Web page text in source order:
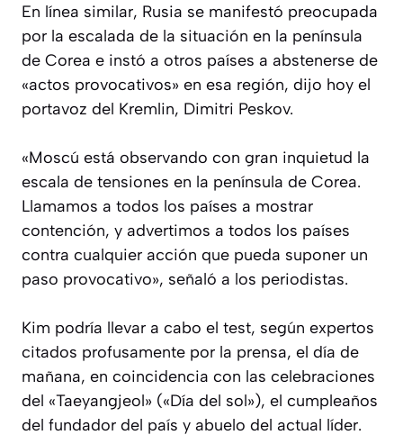
En línea similar, Rusia se manifestó preocupada
por la escalada de la situación en la península
de Corea e instó a otros países a abstenerse de
«actos provocativos» en esa región, dijo hoy el
portavoz del Kremlin, Dimitri Peskov.
«Moscú está observando con gran inquietud la
escala de tensiones en la península de Corea.
Llamamos a todos los países a mostrar
contención, y advertimos a todos los países
contra cualquier acción que pueda suponer un
paso provocativo», señaló a los periodistas.
Kim podría llevar a cabo el test, según expertos
citados profusamente por la prensa, el día de
mañana, en coincidencia con las celebraciones
del «Taeyangjeol» («Día del sol»), el cumpleaños
del fundador del país y abuelo del actual líder.